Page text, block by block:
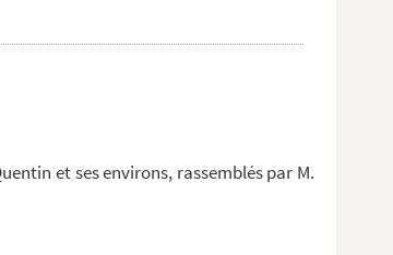
et ses environs, rassemblés par M.